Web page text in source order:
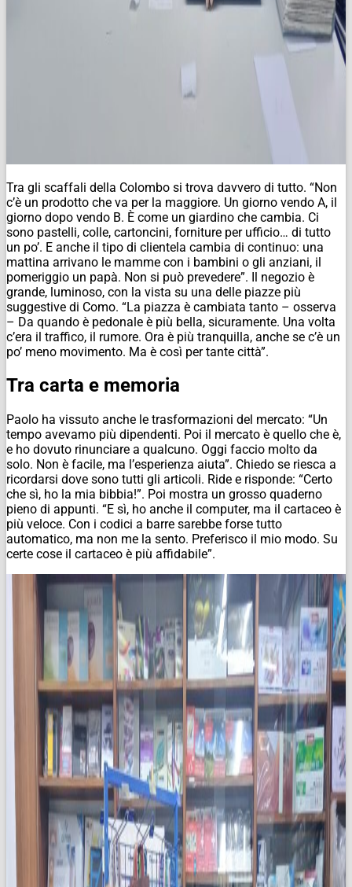
Tra gli scaffali della Colombo si trova davvero di tutto. “Non
c’è un prodotto che va per la maggiore. Un giorno vendo A, il
giorno dopo vendo B. È come un giardino che cambia. Ci
sono pastelli, colle, cartoncini, forniture per ufficio… di tutto
un po’. E anche il tipo di clientela cambia di continuo: una
mattina arrivano le mamme con i bambini o gli anziani, il
pomeriggio un papà. Non si può prevedere”. Il negozio è
grande, luminoso, con la vista su una delle piazze più
suggestive di Como. “La piazza è cambiata tanto – osserva
– Da quando è pedonale è più bella, sicuramente. Una volta
c’era il traffico, il rumore. Ora è più tranquilla, anche se c’è un
po’ meno movimento. Ma è così per tante città”.
Tra carta e memoria
Paolo ha vissuto anche le trasformazioni del mercato: “Un
tempo avevamo più dipendenti. Poi il mercato è quello che è,
e ho dovuto rinunciare a qualcuno. Oggi faccio molto da
solo. Non è facile, ma l’esperienza aiuta”. Chiedo se riesca a
ricordarsi dove sono tutti gli articoli. Ride e risponde: “Certo
che sì, ho la mia bibbia!”. Poi mostra un grosso quaderno
pieno di appunti. “E sì, ho anche il computer, ma il cartaceo è
più veloce. Con i codici a barre sarebbe forse tutto
automatico, ma non me la sento. Preferisco il mio modo. Su
certe cose il cartaceo è più affidabile”.